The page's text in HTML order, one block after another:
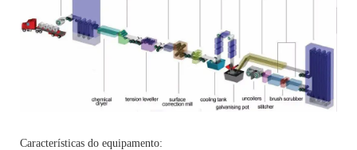
Características do equipamento: